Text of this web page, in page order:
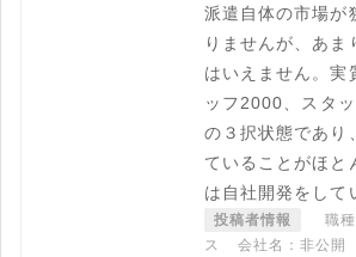
派遣自体の市場が
りませんが、あま
はいえません。実
ッフ2000、スタ
の３択状態であり
ていることがほと
は自社開発をして
投稿者情報
職
ス
会社名：非公開